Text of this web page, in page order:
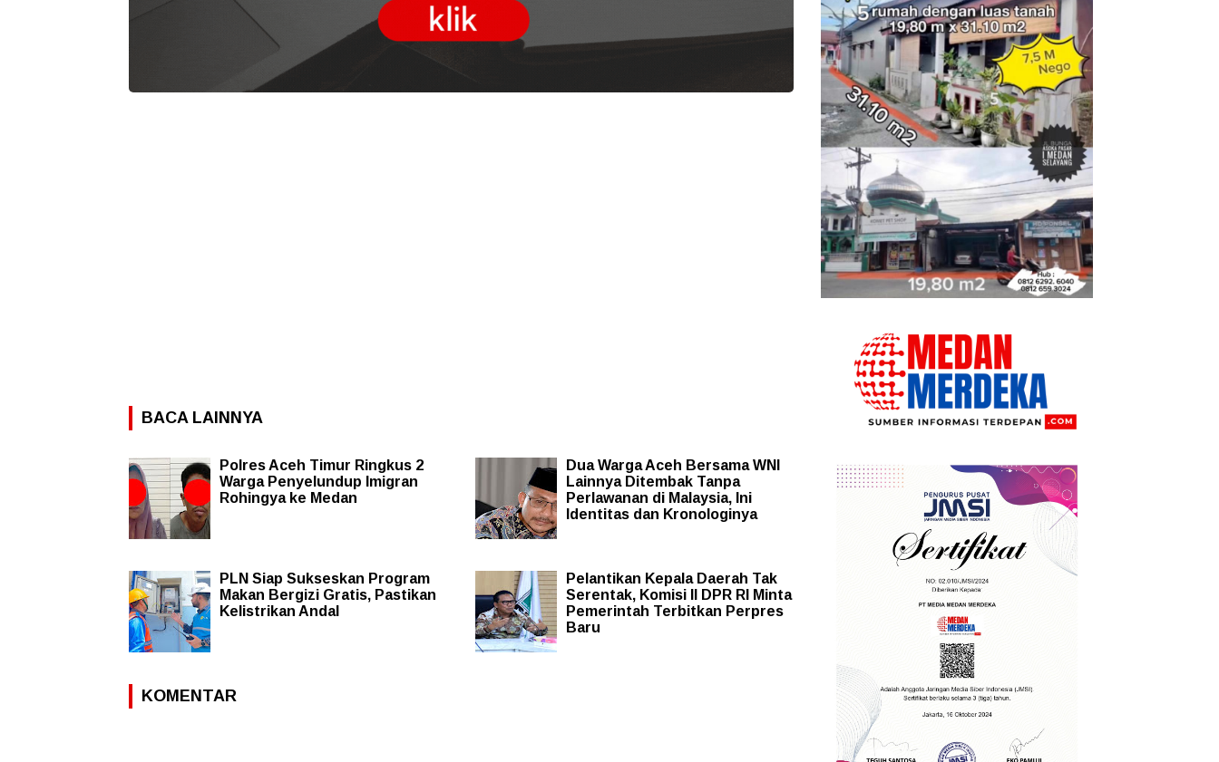
BACA LAINNYA
Polres Aceh Timur Ringkus 2
Warga Penyelundup Imigran
Rohingya ke Medan
Dua Warga Aceh Bersama WNI
Lainnya Ditembak Tanpa
Perlawanan di Malaysia, Ini
Identitas dan Kronologinya
PLN Siap Sukseskan Program
Makan Bergizi Gratis, Pastikan
Kelistrikan Andal
Pelantikan Kepala Daerah Tak
Serentak, Komisi II DPR RI Minta
Pemerintah Terbitkan Perpres
Baru
KOMENTAR